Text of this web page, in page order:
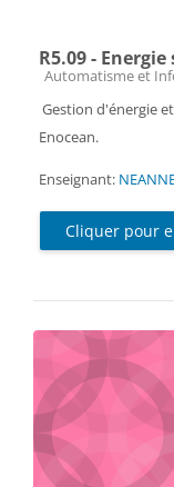
R5.09 -
Catégorie de cours
Automatisme et
Gestion d'énergie
Enocean.
Enseignant:
Cliquer pour